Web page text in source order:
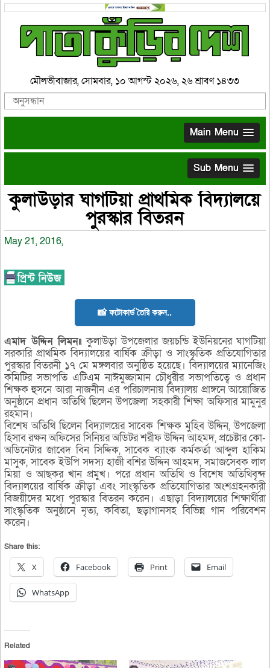
মৌলভীবাজার, সোমবার, ১০ আগস্ট ২০২৬, ২৬ শ্রাবণ ১৪৩৩
Main Menu
Sub Menu
কুলাউড়ার ঘাগটিয়া প্রাথমিক বিদ্যালয়ে
পুরস্কার বিতরন
May 21, 2016,
📸 ফটোকার্ড তৈরি করুন..
এমাদ উদ্দিন লিমন॥কুলাউড়া উপজেলার জয়চন্ডি ইউনিয়নের ঘাগটিয়া
সরকারি প্রাথমিক বিদ্যালয়ের বার্ষিক ক্রীড়া ও সাংস্কৃতিক প্রতিযোগিতার
পুরস্কার বিতরনী ১৭ মে মঙ্গলবার অনুষ্ঠিত হয়েছে। বিদ্যালয়ের ম্যানেজিং
কমিটির সভাপতি এটিএম নাঈমুজ্জামান চৌধুরীর সভাপতিত্বে ও প্রধান
শিক্ষক হুসনে আরা নাজনীন এর পরিচালনায় বিদ্যালয় প্রাঙ্গনে আয়োজিত
অনুষ্ঠানে প্রধান অতিথি ছিলেন উপজেলা সহকারী শিক্ষা অফিসার মামুনুর
রহমান।
বিশেষ অতিথি ছিলেন বিদ্যালয়ের সাবেক শিক্ষক মুহিব উদ্দিন, উপজেলা
হিসাব রক্ষন অফিসের সিনিয়র অডিটর শরীফ উদ্দিন আহমদ, প্রচেষ্টার কো-
অডিনেটার জাবেদ বিন সিদ্দিক, সাবেক ব্যাংক কর্মকর্তা আব্দুল হাকিম
মাসুক, সাবেক ইউপি সদস্য হাজী বশির উদ্দিন আহমদ, সমাজসেবক লাল
মিয়া ও আছকর খান প্রমুখ। পরে প্রধান অতিথি ও বিশেষ অতিথিবৃন্দ
বিদ্যালয়ের বার্ষিক ক্রীড়া এবং সাংস্কৃতিক প্রতিযোগিতার অংশগ্রহনকারী
বিজয়ীদের মধ্যে পুরস্কার বিতরন করেন। এছাড়া বিদ্যালয়ের শিক্ষার্থীরা
সাংস্কৃতিক অনুষ্ঠানে নৃত্য, কবিতা, ছড়াগানসহ বিভিন্ন গান পরিবেশন
করেন।
Share this:
X Facebook Print Email
WhatsApp
Related